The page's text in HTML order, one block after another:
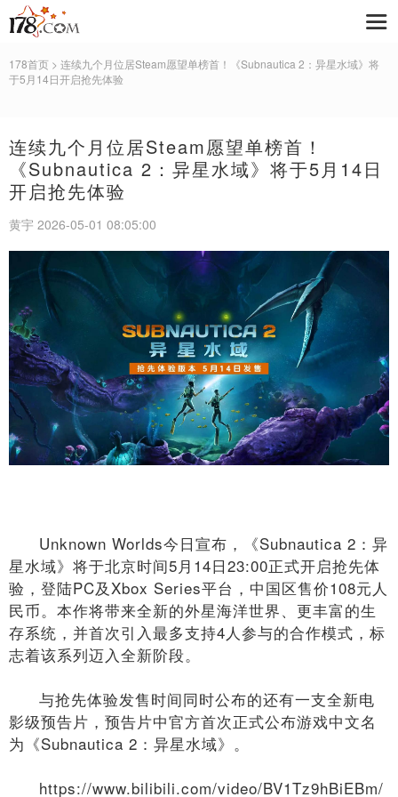
178首页 > 连续九个月位居Steam愿望单榜首！《Subnautica 2：异星水域》将
于5月14日开启抢先体验
连续九个月位居Steam愿望单榜首！
《Subnautica 2：异星水域》将于5月14日
开启抢先体验
黄宇 2026-05-01 08:05:00
Unknown Worlds今日宣布，《Subnautica 2：异
星水域》将于北京时间5月14日23:00正式开启抢先体
验，登陆PC及Xbox Series平台，中国区售价108元人
民币。本作将带来全新的外星海洋世界、更丰富的生
存系统，并首次引入最多支持4人参与的合作模式，标
志着该系列迈入全新阶段。
与抢先体验发售时间同时公布的还有一支全新电
影级预告片，预告片中官方首次正式公布游戏中文名
为《Subnautica 2：异星水域》。
https://www.bilibili.com/video/BV1Tz9hBiEBm/